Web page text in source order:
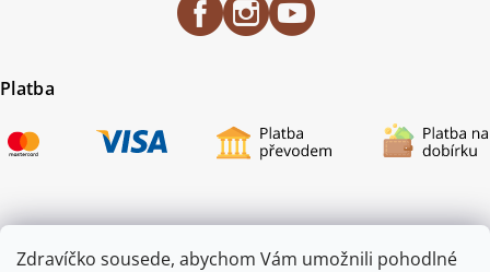
Zdravíčko sousede, abychom Vám umožnili pohodlné
Platba
Certifikace